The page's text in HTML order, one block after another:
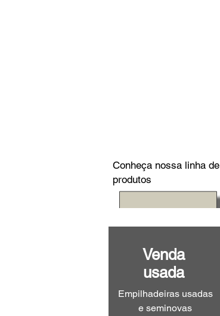
Conheça nossa linha de
produtos
Venda
usada
Empilhadeiras usadas
e seminovas